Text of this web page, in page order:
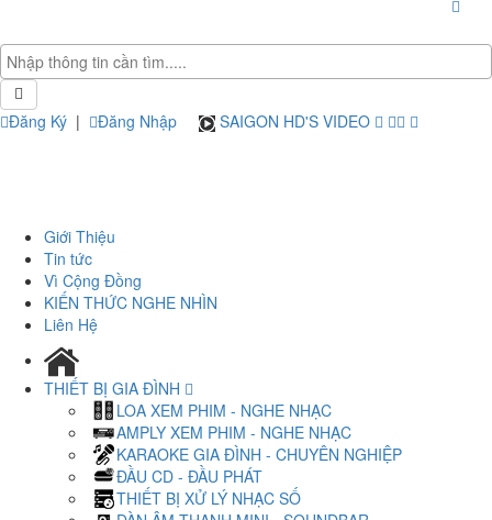
Đăng Ký | Đăng Nhập SAIGON HD'S VIDEO
Giới Thiệu
Tin tức
Vì Cộng Đồng
KIẾN THỨC NGHE NHÌN
Liên Hệ
THIẾT BỊ GIA ĐÌNH
LOA XEM PHIM - NGHE NHẠC
AMPLY XEM PHIM - NGHE NHẠC
KARAOKE GIA ĐÌNH - CHUYÊN NGHIỆP
ĐẦU CD - ĐẦU PHÁT
THIẾT BỊ XỬ LÝ NHẠC SỐ